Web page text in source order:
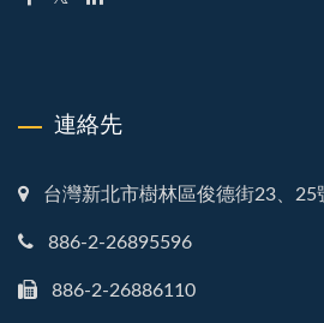
連絡先
台灣新北市樹林區俊德街23、25
886-2-26895596
886-2-26886110